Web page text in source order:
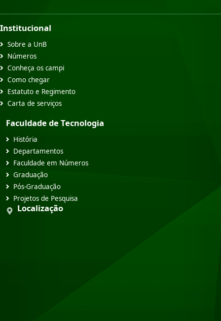
Institucional
Sobre a UnB
Números
Conheça os campi
Como chegar
Estatuto e Regimento
Carta de serviços
Faculdade de Tecnologia
História
Departamentos
Faculdade em Números
Graduação
Pós-Graduação
Projetos de Pesquisa
Localização